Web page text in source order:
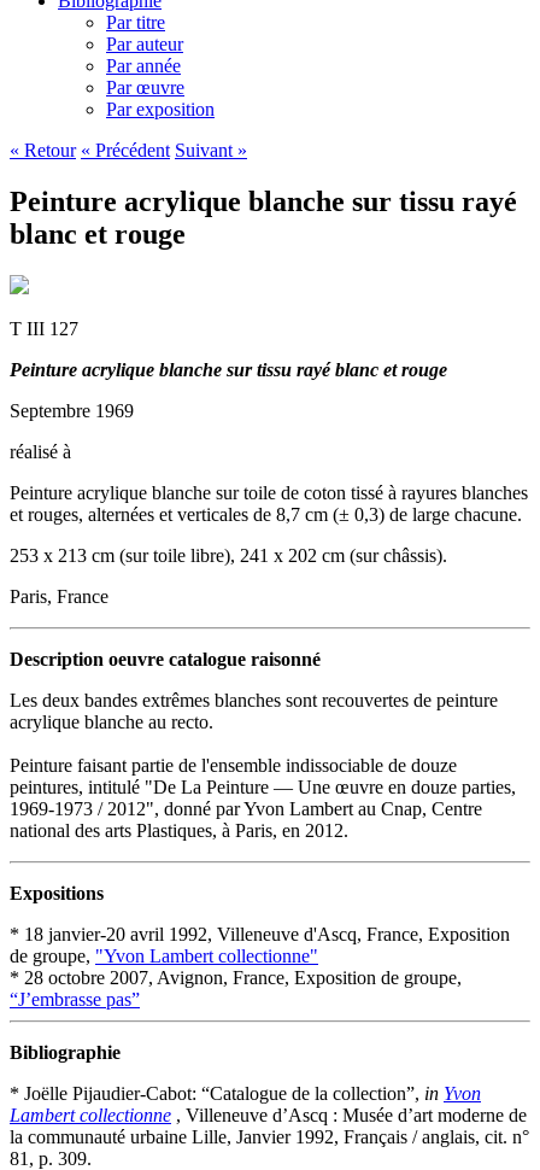
Par titre
Par auteur
Par année
Par œuvre
Par exposition
« Retour « Précédent Suivant »
Peinture acrylique blanche sur tissu rayé
blanc et rouge
T III 127
Peinture acrylique blanche sur tissu rayé blanc et rouge
Septembre 1969
réalisé à
Peinture acrylique blanche sur toile de coton tissé à rayures blanches
et rouges, alternées et verticales de 8,7 cm (± 0,3) de large chacune.
253 x 213 cm (sur toile libre), 241 x 202 cm (sur châssis).
Paris, France
Description oeuvre catalogue raisonné
Les deux bandes extrêmes blanches sont recouvertes de peinture
acrylique blanche au recto.
Peinture faisant partie de l'ensemble indissociable de douze
peintures, intitulé "De La Peinture — Une œuvre en douze parties,
1969-1973 / 2012", donné par Yvon Lambert au Cnap, Centre
national des arts Plastiques, à Paris, en 2012.
Expositions
* 18 janvier-20 avril 1992, Villeneuve d'Ascq, France, Exposition
de groupe, "Yvon Lambert collectionne"
* 28 octobre 2007, Avignon, France, Exposition de groupe,
“J’embrasse pas”
Bibliographie
* Joëlle Pijaudier-Cabot: “Catalogue de la collection”, in Yvon
Lambert collectionne , Villeneuve d’Ascq : Musée d’art moderne de
la communauté urbaine Lille, Janvier 1992, Français / anglais, cit. n°
81, p. 309.